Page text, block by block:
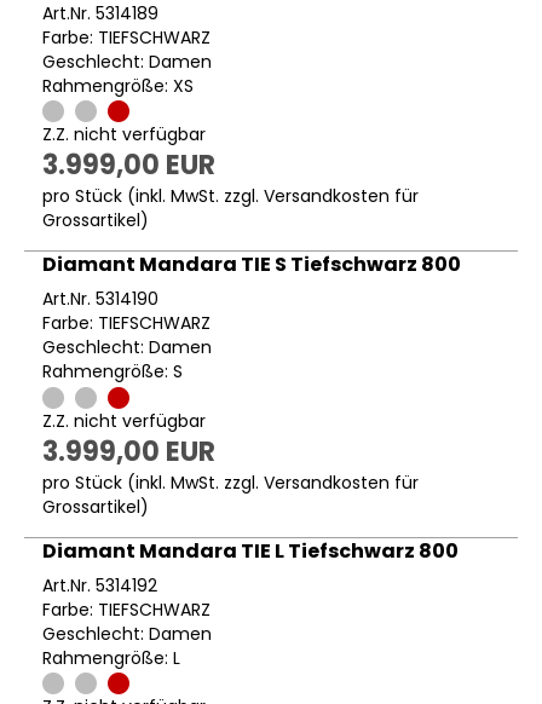
Art.Nr. 5314189
Farbe: TIEFSCHWARZ
Geschlecht: Damen
Rahmengröße: XS
Z.Z. nicht verfügbar
3.999,00 EUR
pro Stück (inkl. MwSt. zzgl. Versandkosten für
Grossartikel)
Diamant Mandara TIE S Tiefschwarz 800
Art.Nr. 5314190
Farbe: TIEFSCHWARZ
Geschlecht: Damen
Rahmengröße: S
Z.Z. nicht verfügbar
3.999,00 EUR
pro Stück (inkl. MwSt. zzgl. Versandkosten für
Grossartikel)
Diamant Mandara TIE L Tiefschwarz 800
Art.Nr. 5314192
Farbe: TIEFSCHWARZ
Geschlecht: Damen
Rahmengröße: L